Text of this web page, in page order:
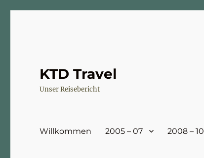
KTD Travel
Unser Reisebericht
Willkommen 2005 – 07 2008 – 10